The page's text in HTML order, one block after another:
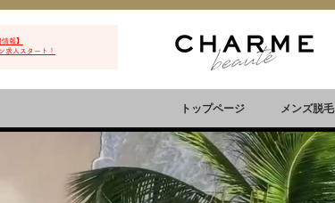
報】
求人スタート！
トップページ メンズ脱毛